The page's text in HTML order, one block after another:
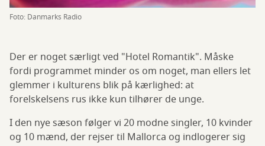
Foto: Danmarks Radio
Der er noget særligt ved "Hotel Romantik". Måske
fordi programmet minder os om noget, man ellers let
glemmer i kulturens blik på kærlighed: at
forelskelsens rus ikke kun tilhører de unge.
I den nye sæson følger vi 20 modne singler, 10 kvinder
og 10 mænd, der rejser til Mallorca og indlogerer sig